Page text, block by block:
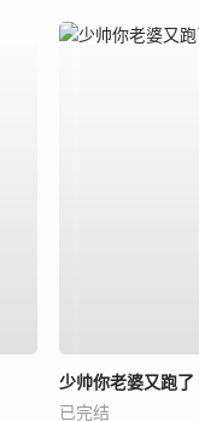
少帅你老婆又跑了
已完结